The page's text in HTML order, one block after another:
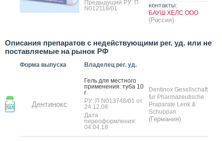
Предыдущий РУ: П
N012118/01
контакты:
БАУШ ХЕЛС ООО
(Россия)
Описания препаратов с недействующими рег. уд. или не
поставляемые на рынок РФ
Форма выпуска Владелец рег. уд.
Дентинокс
Гель для мес­тно­го
при­мене­ния: ту­ба 10
г
РУ: П N013748/01 от
24.12.08
Дата
переоформления:
04.04.18
Dentinox Gesellschaft
fur Pharmazeutische
Praparate Lenk &
Schuppan
(Германия)